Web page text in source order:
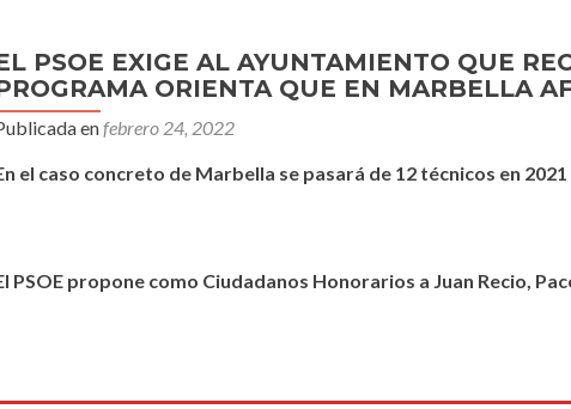
PSOE EXIGE AL AYUNTAMIENTO QUE
ORIENTA QUE EN MARBELLA
enfebrero 24, 2022
el caso concreto de Marbella se pasará de 12 técnicos en 2021
PSOE propone como Ciudadanos Honorarios a Juan Recio,